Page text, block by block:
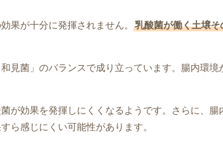
果が十分に発揮されません。
乳酸菌が働く土壌
見菌」のバランスで成り立っています。腸内環境
が効果を発揮しにくくなるようです。さらに、腸
ら感じにくい可能性があります。